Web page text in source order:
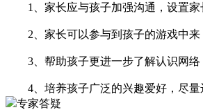
1、家长应与孩子加强沟通，设置家
2、家长可以参与到孩子的游戏中来
3、帮助孩子更进一步了解认识网络
4、培养孩子广泛的兴趣爱好，尽量
专家答疑